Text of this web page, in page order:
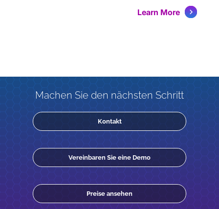
Learn More
Machen Sie den nächsten Schritt
Kontakt
Vereinbaren Sie eine Demo
Preise ansehen